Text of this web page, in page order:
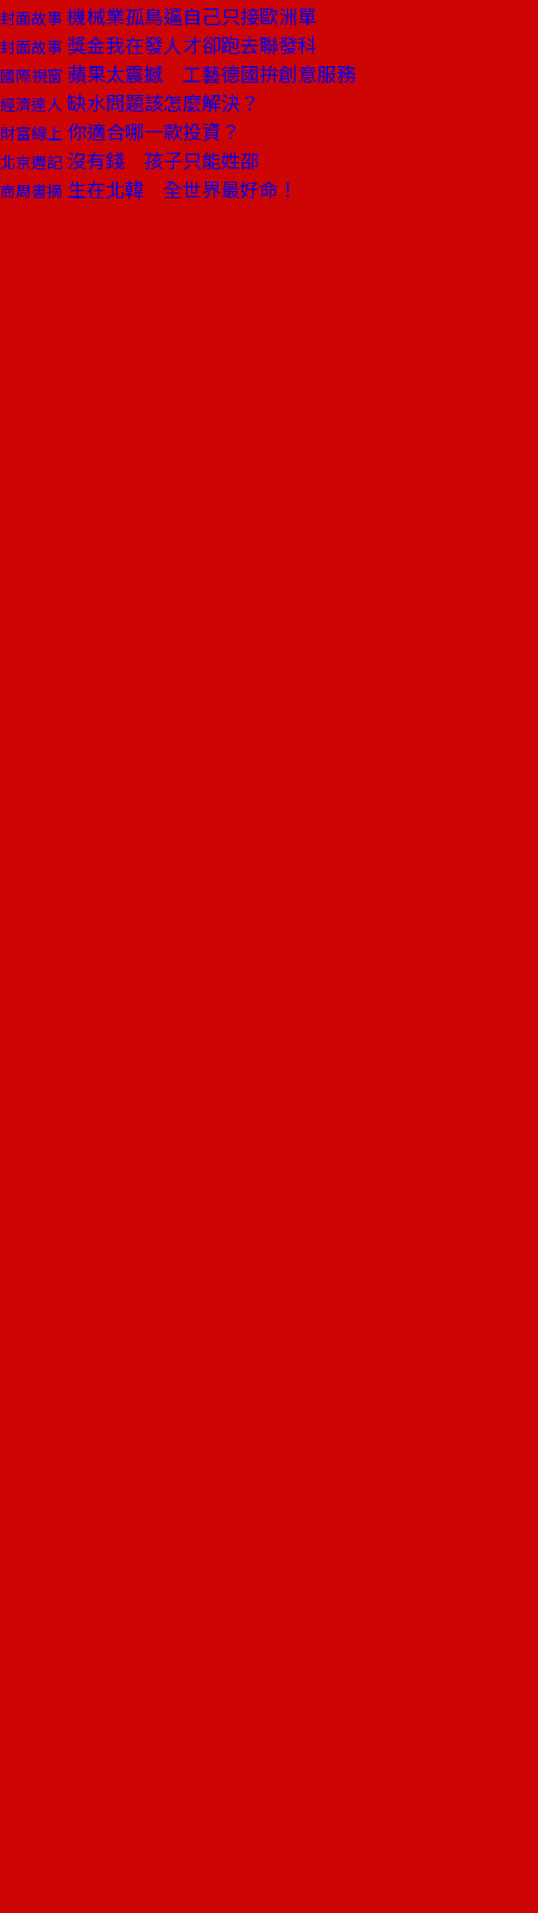
封面故事 機械業孤鳥逼自己只接歐洲單
封面故事 獎金我在發人才卻跑去聯發科
國際視窗 蘋果太震撼 工藝德國拚創意服務
經濟達人 缺水問題該怎麼解決？
財富線上 你適合哪一款投資？
北京週記 沒有錢 孩子只能姓邵
商周書摘 生在北韓 全世界最好命！